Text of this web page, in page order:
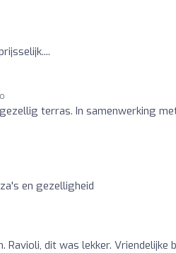
terras. In samenwerking
en gezelligheid
Ravioli, dit was lekker. Vriendelijke